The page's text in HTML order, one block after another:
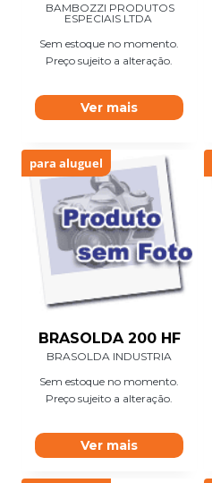
BAMBOZZI PRODUTOS
ESPECIAIS LTDA
Sem estoque no momento.
Preço sujeito a alteração.
Ver mais
para aluguel
BRASOLDA 200 HF
BRASOLDA INDUSTRIA
Sem estoque no momento.
Preço sujeito a alteração.
Ver mais